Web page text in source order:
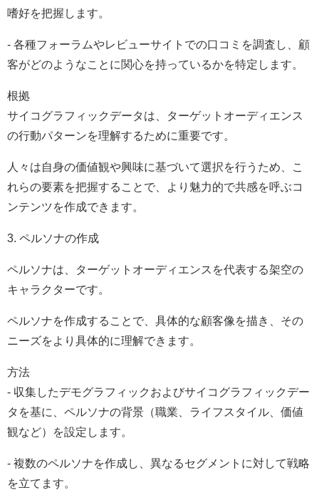
嗜好を把握します。
- 各種フォーラムやレビューサイトでの口コミを調査し、顧
客がどのようなことに関心を持っているかを特定します。
根拠
サイコグラフィックデータは、ターゲットオーディエンス
の行動パターンを理解するために重要です。
人々は自身の価値観や興味に基づいて選択を行うため、こ
れらの要素を把握することで、より魅力的で共感を呼ぶコ
ンテンツを作成できます。
3. ペルソナの作成
ペルソナは、ターゲットオーディエンスを代表する架空の
キャラクターです。
ペルソナを作成することで、具体的な顧客像を描き、その
ニーズをより具体的に理解できます。
方法
- 収集したデモグラフィックおよびサイコグラフィックデー
タを基に、ペルソナの背景（職業、ライフスタイル、価値
観など）を設定します。
- 複数のペルソナを作成し、異なるセグメントに対して戦略
を立てます。